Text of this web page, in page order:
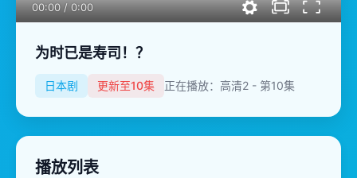
00:00/0:00
为时已是寿司！？
日本剧 更新至10集 正在播放：高清2 - 第10集
播放列表